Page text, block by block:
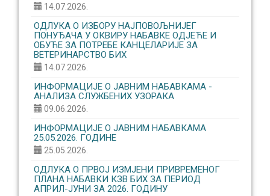
14.07.2026.
ОДЛУКА О ИЗБОРУ НАЈПОВОЉНИЈЕГ
ПОНУЂАЧА У ОКВИРУ НАБАВКЕ ОДЈЕЋЕ И
ОБУЋЕ ЗА ПОТРЕБЕ КАНЦЕЛАРИЈЕ ЗА
ВЕТЕРИНАРСТВО БИХ
14.07.2026.
ИНФОРМАЦИЈЕ О ЈАВНИМ НАБАВКАМА -
АНАЛИЗА СЛУЖБЕНИХ УЗОРАКА
09.06.2026.
ИНФОРМАЦИЈЕ О ЈАВНИМ НАБАВКАМА
25.05.2026. ГОДИНЕ
25.05.2026.
ОДЛУКА О ПРВОЈ ИЗМЈЕНИ ПРИВРЕМЕНОГ
ПЛАНА НАБАВКИ КЗВ БИХ ЗА ПЕРИОД
АПРИЛ-ЈУНИ ЗА 2026. ГОДИНУ